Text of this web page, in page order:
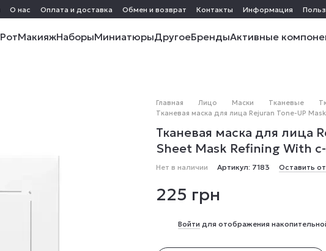
О нас Оплата и доставка Обмен и возврат Контакты Информация
РотМакияжНаборыМиниатюрыДругоеБрендыАктивные
Главная Лицо Маски Тканевые
Тканевая маска для лица Rejuran Tone-UP
Тканевая маска для лица
Sheet Mask Refining With
Нет в наличии Артикул: 7183 Оставить
225 грн
Войти для отображения